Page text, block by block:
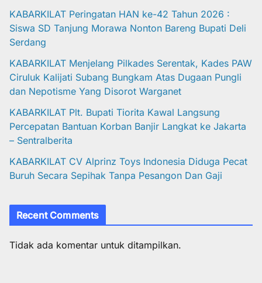
KABARKILAT Peringatan HAN ke-42 Tahun 2026 :
Siswa SD Tanjung Morawa Nonton Bareng Bupati Deli
Serdang
KABARKILAT Menjelang Pilkades Serentak, Kades PAW
Ciruluk Kalijati Subang Bungkam Atas Dugaan Pungli
dan Nepotisme Yang Disorot Warganet
KABARKILAT Plt. Bupati Tiorita Kawal Langsung
Percepatan Bantuan Korban Banjir Langkat ke Jakarta
– Sentralberita
KABARKILAT CV Alprinz Toys Indonesia Diduga Pecat
Buruh Secara Sepihak Tanpa Pesangon Dan Gaji
Recent Comments
Tidak ada komentar untuk ditampilkan.